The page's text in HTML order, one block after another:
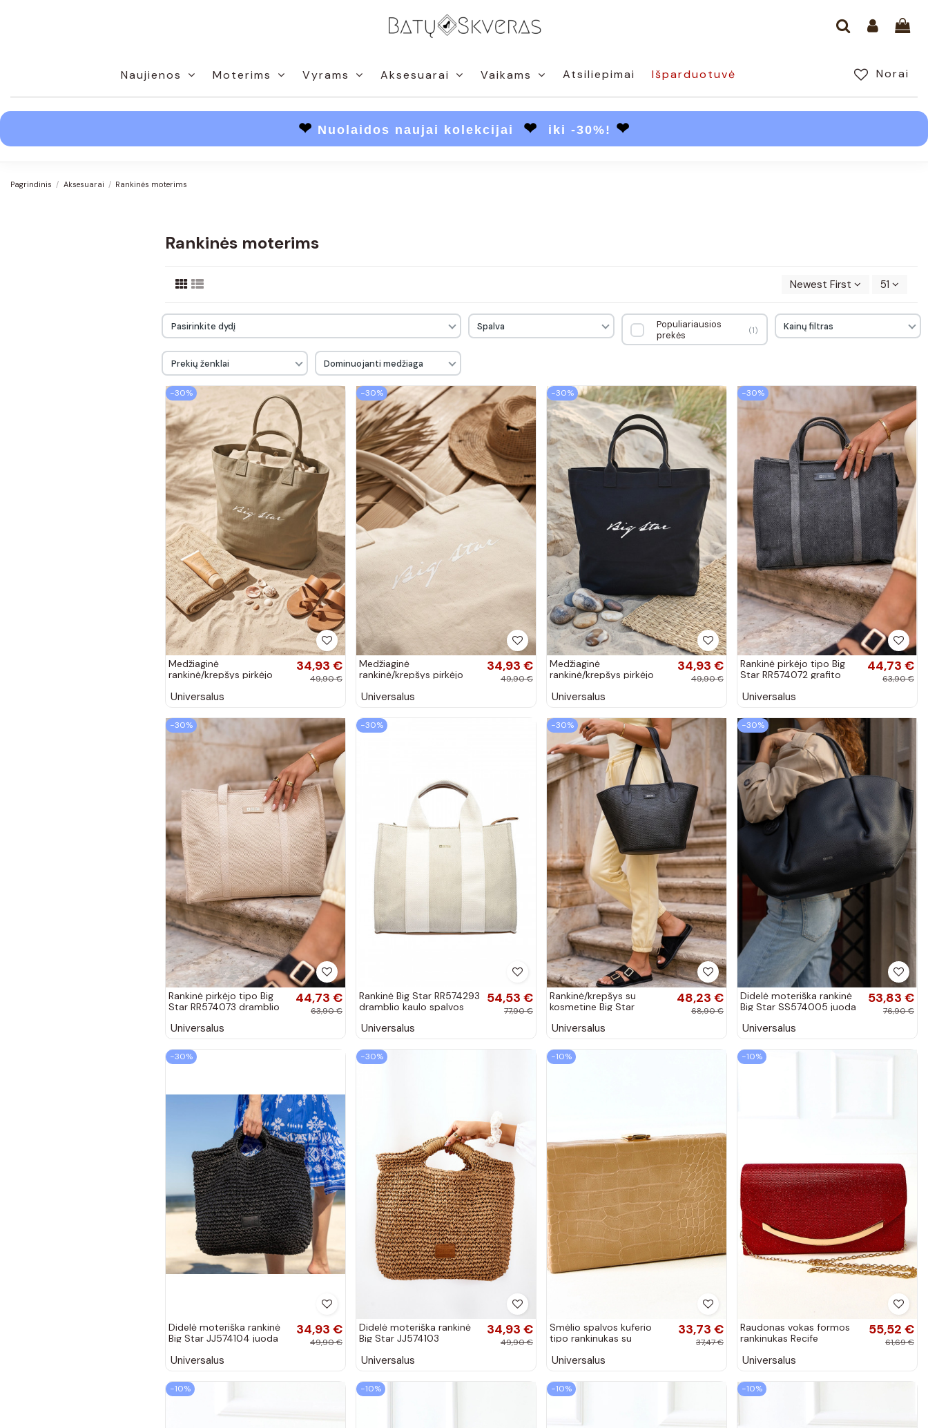
Naujienos Moterims Vyrams Aksesuarai Vaikams Atsiliepimai Norai
Išparduotuvė
❤ Nuolaidos naujai kolekcijai ❤ iki -30%! ❤
Pagrindinis Aksesuarai Rankinės moterims
Rankinės moterims
Newest First 51
Pasirinkite dydį Spalva
Populiariausios
prekės
1 Kainų filtras
Prekių ženklai Dominuojanti medžiaga
−30%
Medžiaginė
rankinė/krepšys pirkėjo
tamsiai smėlio spalvos
34,93 €
49,90 €
Universalus
−30%
Medžiaginė
rankinė/krepšys pirkėjo
ryškiai smėlio spalvos
34,93 €
49,90 €
Universalus
−30%
Medžiaginė
rankinė/krepšys pirkėjo
juoda
34,93 €
49,90 €
Universalus
−30%
Rankinė pirkėjo tipo Big
Star RR574072 grafito
44,73 €
63,90 €
Universalus
−30%
Rankinė pirkėjo tipo Big
Star RR574073 dramblio
44,73 €
63,90 €
Universalus
−30%
Rankinė Big Star RR574293
dramblio kaulo spalvos
54,53 €
77,90 €
Universalus
−30%
Rankinė/krepšys su
kosmetine Big Star
48,23 €
68,90 €
Universalus
−30%
Didelė moteriška rankinė
Big Star SS574005 juoda
53,83 €
76,90 €
Universalus
−30%
Didelė moteriška rankinė
Big Star JJ574104 juoda
34,93 €
49,90 €
Universalus
−30%
Didelė moteriška rankinė
Big Star JJ574103
34,93 €
49,90 €
Universalus
−10%
Smėlio spalvos kuferio
tipo rankinukas su
33,73 €
37,47 €
Universalus
−10%
Raudonas vokas formos
rankinukas Recife
55,52 €
61,69 €
Universalus
−10% −10% −10% −10%